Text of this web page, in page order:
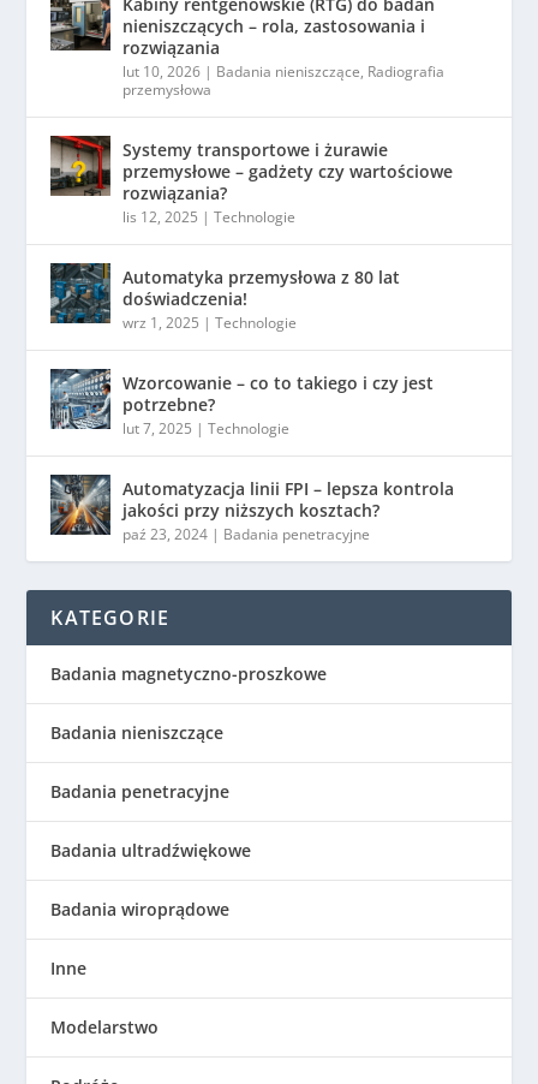
nieniszczących – rola, zastosowania i
rozwiązania
lut 10, 2026 | Badania nieniszczące, Radiografia
przemysłowa
Systemy transportowe i żurawie
przemysłowe – gadżety czy wartościowe
rozwiązania?
lis 12, 2025 |Technologie
Automatyka przemysłowa z 80 lat
doświadczenia!
wrz 1, 2025 |Technologie
Wzorcowanie – co to takiego i czy jest
potrzebne?
lut 7, 2025 |Technologie
Automatyzacja linii FPI – lepsza kontrola
jakości przy niższych kosztach?
paź 23, 2024 | Badania penetracyjne
KATEGORIE
Badania magnetyczno-proszkowe
Badania nieniszczące
Badania penetracyjne
Badania ultradźwiękowe
Badania wiroprądowe
Inne
Modelarstwo